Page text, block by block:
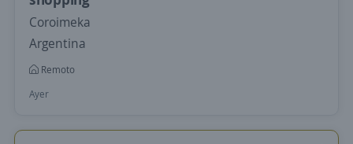
Coroimeka
Argentina
Remoto
Ayer